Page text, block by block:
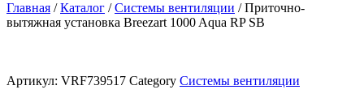
Главная /Каталог /Системы вентиляции / Приточно-
вытяжная установка Breezart 1000 Aqua RP SB
Артикул: VRF739517 Category Системы вентиляции